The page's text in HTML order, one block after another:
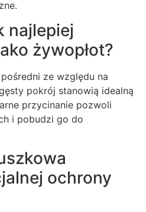
najlepiej
żywopłot?
ze względu na
pokrój stanowią idealną
przycinanie pozwoli
i pobudzi go do
ochrony